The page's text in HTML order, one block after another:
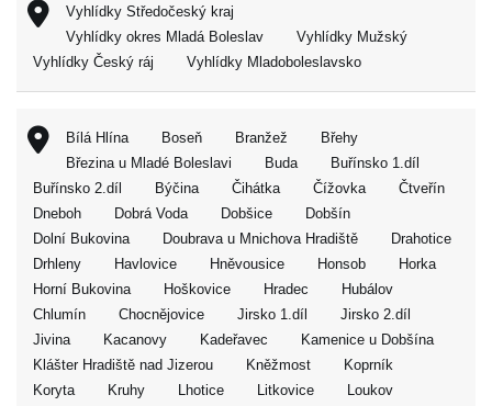
Vyhlídky Středočeský kraj
Vyhlídky okres Mladá Boleslav
Vyhlídky Mužský
Vyhlídky Český ráj
Vyhlídky Mladoboleslavsko
Bílá Hlína Boseň Branžež
Břehy
Březina u Mladé Boleslavi
Buda
Buřínsko 1.díl
Buřínsko 2.díl
Býčina Čihátka Čížovka
Čtveřín
Dneboh
Dobrá Voda Dobšice
Dobšín
Dolní Bukovina
Doubrava u Mnichova Hradiště
Drahotice
Drhleny
Havlovice Hněvousice Honsob
Horka
Horní Bukovina
Hoškovice Hradec
Hubálov
Chlumín
Chocnějovice Jirsko 1.díl
Jirsko 2.díl
Jivina
Kacanovy Kadeřavec
Kamenice u Dobšína
Klášter Hradiště nad Jizerou
Kněžmost
Koprník
Koryta
Kruhy Lhotice Litkovice
Loukov